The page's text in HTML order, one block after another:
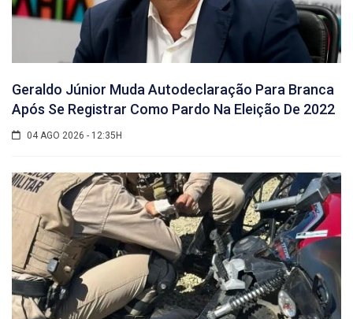
Geraldo Júnior Muda Autodeclaração Para Branca
Após Se Registrar Como Pardo Na Eleição De 2022
04 AGO 2026 - 12:35H